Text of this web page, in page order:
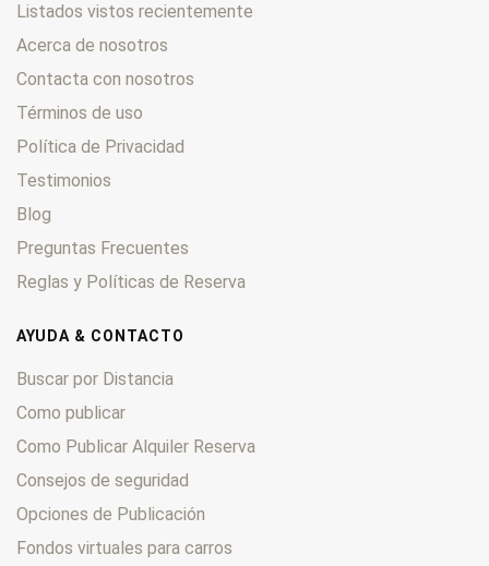
Listados vistos recientemente
Acerca de nosotros
Contacta con nosotros
Términos de uso
Política de Privacidad
Testimonios
Blog
Preguntas Frecuentes
Reglas y Políticas de Reserva
AYUDA & CONTACTO
Buscar por Distancia
Como publicar
Como Publicar Alquiler Reserva
Consejos de seguridad
Opciones de Publicación
Fondos virtuales para carros